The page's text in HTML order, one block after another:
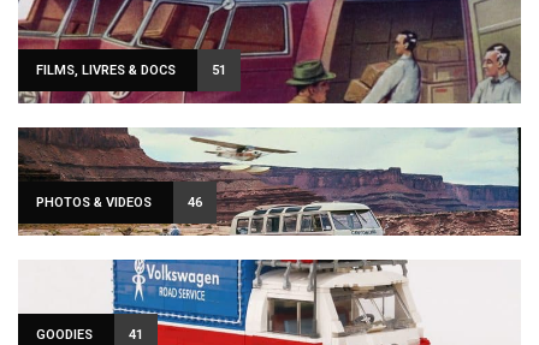
FILMS, LIVRES & DOCS 51
PHOTOS & VIDEOS 46
GOODIES 41